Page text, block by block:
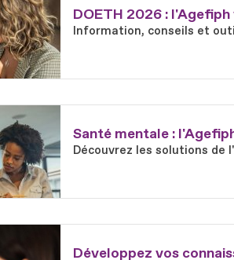
DOETH 2026 :
Information, conseils et
Santé mentale :
Découvrez les solutions de
Développez vos